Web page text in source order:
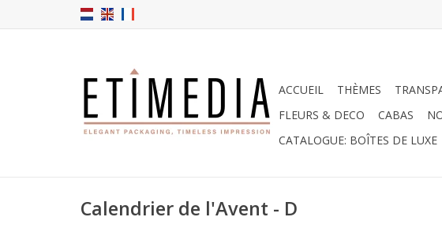
ACCUEIL THÈMES
FLEURS & DECO
CABAS
CATALOGUE: BOÎTES DE LUXE
Calendrier de l'Avent - D